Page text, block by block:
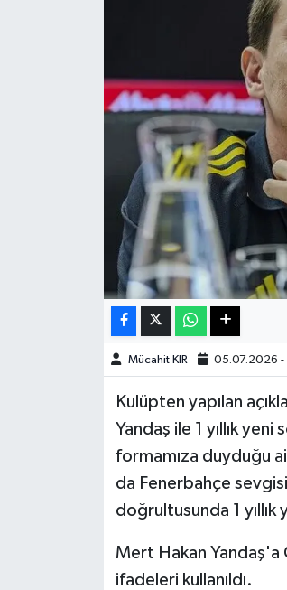
Mücahit KIR 05.07.2026 -
Kulüpten yapılan
Yandaş ile 1 yıllık
formamıza duyduğu
da Fenerbahçe
doğrultusunda 1 yıllık
Mert Hakan Yandaş'a
ifadeleri kullanıldı.
Kültür Sanat
Manşet Altı
Manşetler
Resmi İlan
SürManşet